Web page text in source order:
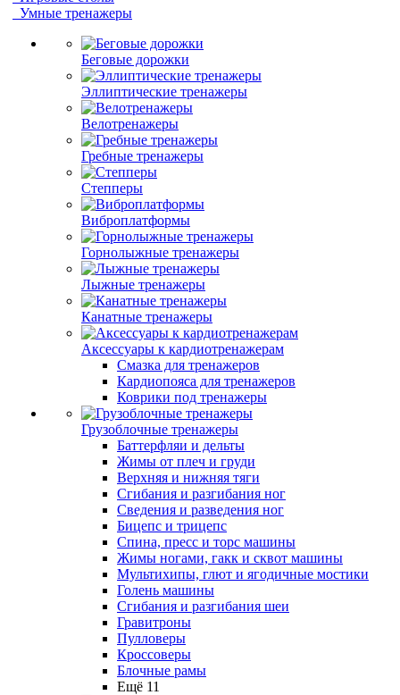
Умные тренажеры
Беговые дорожки
Эллиптические тренажеры
Велотренажеры
Гребные тренажеры
Степперы
Виброплатформы
Горнолыжные тренажеры
Лыжные тренажеры
Канатные тренажеры
Аксессуары к кардиотренажерам
Смазка для тренажеров
Кардиопояса для тренажеров
Коврики под тренажеры
Грузоблочные тренажеры
Баттерфляи и дельты
Жимы от плеч и груди
Верхняя и нижняя тяги
Сгибания и разгибания ног
Сведения и разведения ног
Бицепс и трицепс
Спина, пресс и торс машины
Жимы ногами, гакк и сквот машины
Мультихипы, глют и ягодичные мостики
Голень машины
Сгибания и разгибания шеи
Гравитроны
Пулловеры
Кроссоверы
Блочные рамы
Ещё 11